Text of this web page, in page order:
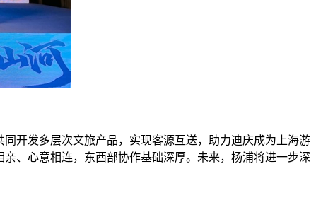
开发多层次文旅产品，实现客源互送，助力迪庆成为上海游
、心意相连，东西部协作基础深厚。未来，杨浦将进一步深